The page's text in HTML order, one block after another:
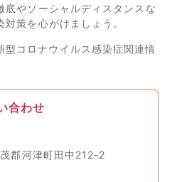
底やソーシャルディスタンスな
策を心がけましょう。
型コロナウイルス感染症関連情
合わせ
郡河津町田中212-2